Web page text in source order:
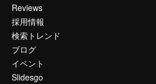
Reviews
採用情報
検索トレンド
ブログ
イベント
Slidesgo